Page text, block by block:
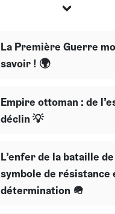
La Première Guerre
savoir ! 🌍
Empire ottoman : de
déclin 💡
L’enfer de la bataille
symbole de résistance
détermination 🪖